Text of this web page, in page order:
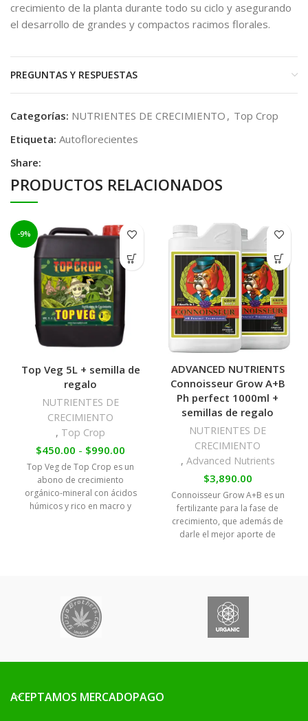
crecimiento de la planta durante todo su ciclo y asegurando
el desarrollo de grandes y compactos racimos florales.
PREGUNTAS Y RESPUESTAS
Categorías: NUTRIENTES DE CRECIMIENTO , Top Crop
Etiqueta: Autoflorecientes
Share:
PRODUCTOS RELACIONADOS
-9%
Top Veg 5L + semilla de
regalo
NUTRIENTES DE
CRECIMIENTO
, Top Crop
$450.00 - $990.00
Top Veg de Top Crop es un
abono de crecimiento
orgánico-mineral con ácidos
húmicos y rico en macro y
ADVANCED NUTRIENTS
Connoisseur Grow A+B
Ph perfect 1000ml +
semillas de regalo
NUTRIENTES DE
CRECIMIENTO
, Advanced Nutrients
$3,890.00
Connoisseur Grow A+B es un
fertilizante para la fase de
crecimiento, que además de
darle el mejor aporte de
ACEPTAMOS MERCADOPAGO